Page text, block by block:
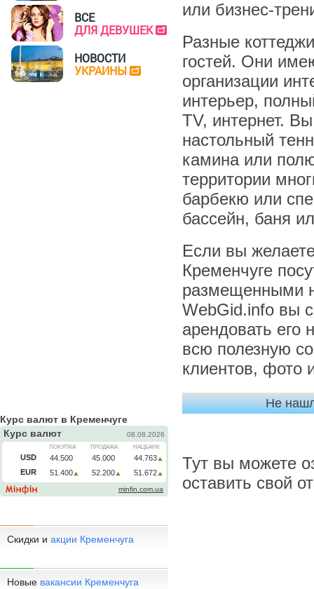
или бизнес-
Разные
гостей. Они
организации
интерьер,
TV, интернет.
настольный
камина или
территории
барбекю или
бассейн, баня
Если вы
Кременчуге
размещенными
WebGid.info вы
арендовать его
всю полезную
клиентов, фото
Не
Тут вы можете
оставить свой
ВСЕ
ДЛЯ ДЕВУШЕК
НОВОСТИ
УКРАИНЫ
Курс валют в Кременчуге
Скидки и акции Кременчуга
Новые вакансии Кременчуга